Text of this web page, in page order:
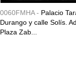
0060FMHA - Palacio
Durango y calle Solís.
Plaza Zab...